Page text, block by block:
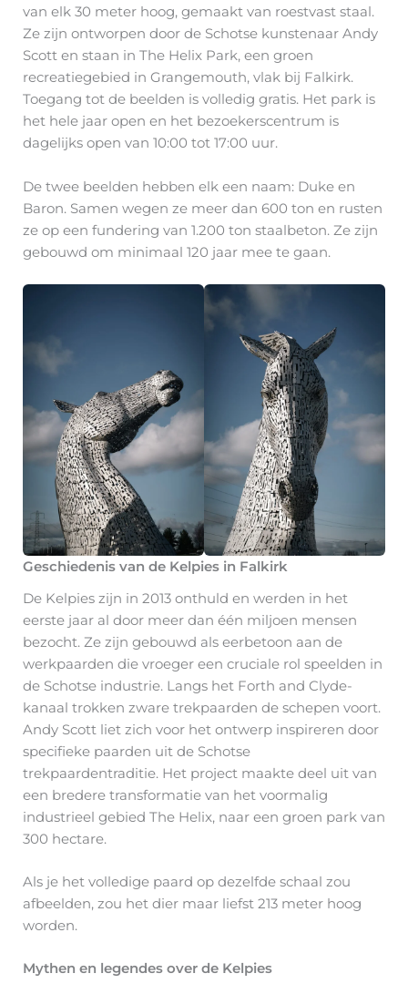
van elk 30 meter hoog, gemaakt van roestvast staal.
Ze zijn ontworpen door de Schotse kunstenaar Andy
Scott en staan in The Helix Park, een groen
recreatiegebied in Grangemouth, vlak bij Falkirk.
Toegang tot de beelden is volledig gratis. Het park is
het hele jaar open en het bezoekerscentrum is
dagelijks open van 10:00 tot 17:00 uur.
De twee beelden hebben elk een naam: Duke en
Baron. Samen wegen ze meer dan 600 ton en rusten
ze op een fundering van 1.200 ton staalbeton. Ze zijn
gebouwd om minimaal 120 jaar mee te gaan.
Geschiedenis van de Kelpies in Falkirk
De Kelpies zijn in 2013 onthuld en werden in het
eerste jaar al door meer dan één miljoen mensen
bezocht. Ze zijn gebouwd als eerbetoon aan de
werkpaarden die vroeger een cruciale rol speelden in
de Schotse industrie. Langs het Forth and Clyde-
kanaal trokken zware trekpaarden de schepen voort.
Andy Scott liet zich voor het ontwerp inspireren door
specifieke paarden uit de Schotse
trekpaardentraditie. Het project maakte deel uit van
een bredere transformatie van het voormalig
industrieel gebied The Helix, naar een groen park van
300 hectare.
Als je het volledige paard op dezelfde schaal zou
afbeelden, zou het dier maar liefst 213 meter hoog
worden.
Mythen en legendes over de Kelpies